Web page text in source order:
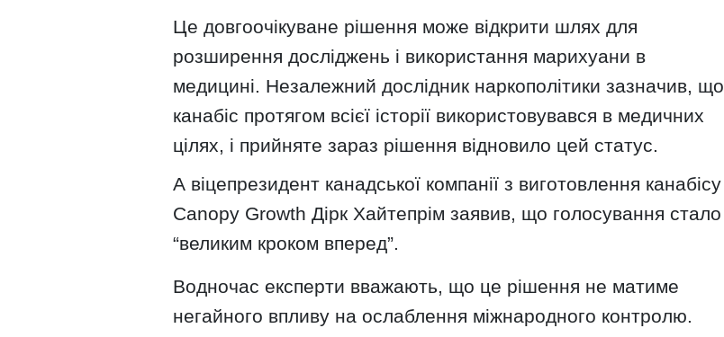
Це довгоочікуване рішення може відкрити шлях для
розширення досліджень і використання марихуани в
медицині. Незалежний дослідник наркополітики зазначив, що
канабіс протягом всієї історії використовувався в медичних
цілях, і прийняте зараз рішення відновило цей статус.
А віцепрезидент канадської компанії з виготовлення канабісу
Canopy Growth Дірк Хайтепрім заявив, що голосування стало
“великим кроком вперед”.
Водночас експерти вважають, що це рішення не матиме
негайного впливу на ослаблення міжнародного контролю.